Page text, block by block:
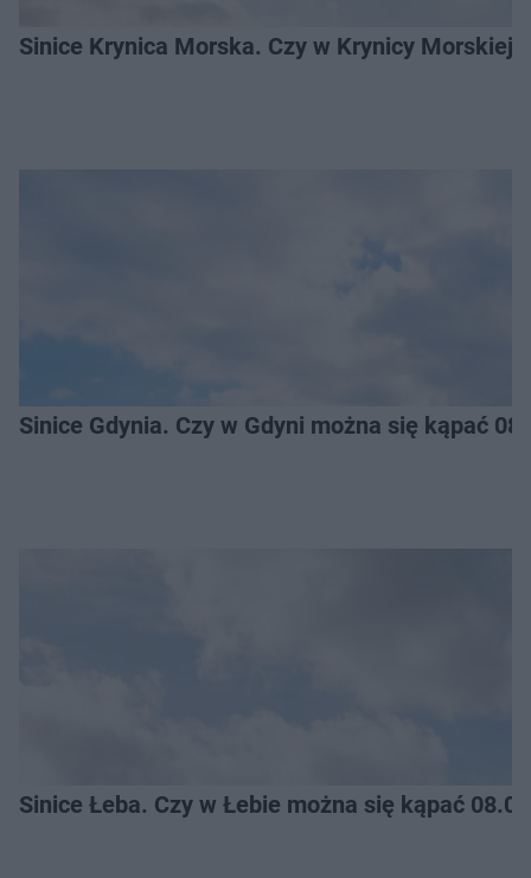
Sinice Krynica Morska. Czy w Krynicy Morskiej
Sinice Gdynia. Czy w Gdyni można się kąpać
Sinice Łeba. Czy w Łebie można się kąpać